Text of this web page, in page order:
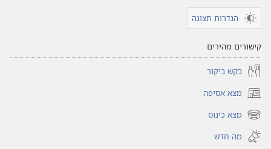
הגדרות תצוגה
קישורים מהירים
בקש ביקור
מצא אסיפה(פותח
חלון
חדש)
מצא כינוס(פותח
חלון
חדש)
מה חדש